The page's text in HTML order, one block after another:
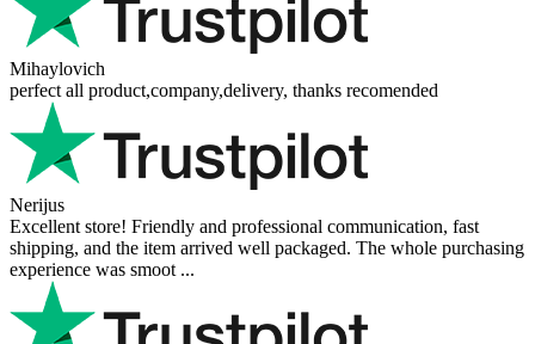
Mihaylovich
perfect all product,company,delivery, thanks recomended
Nerijus
Excellent store! Friendly and professional communication, fast
shipping, and the item arrived well packaged. The whole purchasing
experience was smoot ...